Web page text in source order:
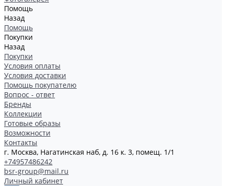
Помощь
Назад
Помощь
Покупки
Назад
Покупки
Условия оплаты
Условия доставки
Помощь покупателю
Вопрос - ответ
Бренды
Коллекции
Готовые образы
Возможности
Контакты
г. Москва, Нагатинская наб, д. 16 к. 3, помещ. 1/1
+74957486242
bsr-group@mail.ru
Личный кабинет